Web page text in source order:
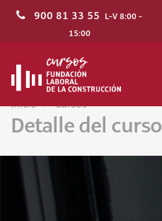
900 81 33 55 L-V 8:00 -
15:00
Inicio Cursos
Detalle del curso